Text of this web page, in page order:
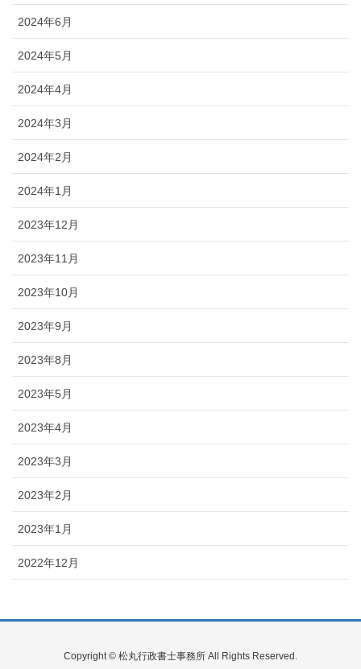
2024年6月
2024年5月
2024年4月
2024年3月
2024年2月
2024年1月
2023年12月
2023年11月
2023年10月
2023年9月
2023年8月
2023年5月
2023年4月
2023年3月
2023年2月
2023年1月
2022年12月
Copyright © 松丸行政書士事務所 All Rights Reserved.